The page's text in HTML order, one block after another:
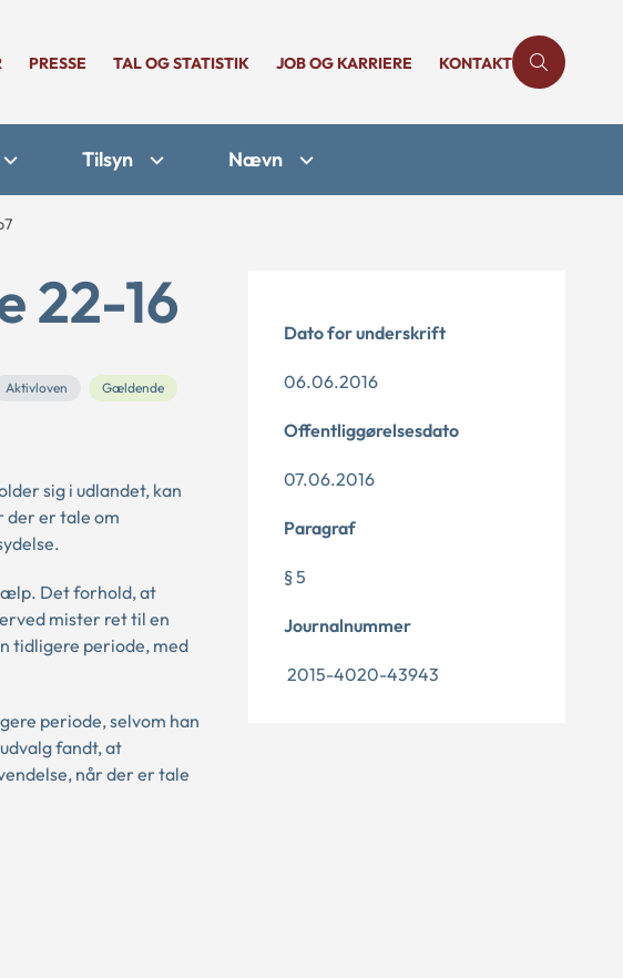
PRESSE TAL OG STATISTIK JOB OG KARRIERE KONTAKT
Tilsyn Nævn
22-16
Aktivloven Gældende
sig i udlandet, kan
der er tale om
Det forhold, at
mister ret til en
tidligere periode, med
periode, selvom han
fandt, at
når der er tale
Dato for underskrift
06.06.2016
Offentliggørelsesdato
07.06.2016
Paragraf
§ 5
Journalnummer
2015-4020-43943